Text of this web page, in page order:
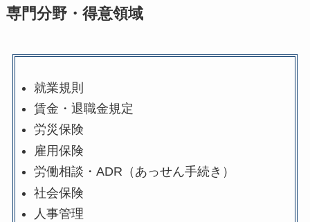
専門分野・得意領域
就業規則
賃金・退職金規定
労災保険
雇用保険
労働相談・ADR（あっせん手続き）
社会保険
人事管理